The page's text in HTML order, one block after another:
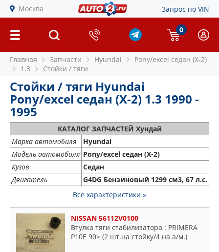
Москва Запрос по VIN
0
Главная Запчасти Hyundai
Pony/excel седан (X-2)
1.3
Стойки / тяги
Стойки / тяги Hyundai
Pony/excel седан (X-2) 1.3 1990 -
1995
КАТАЛОГ ЗАПЧАСТЕЙ Хундай
Марка автомобиля
Hyundai
Модель автомобиля Pony/excel седан (X-2)
Кузов
Седан
Двигатель
G4DG Бензиновый 1299 см3, 67 л.с.
Все характеристики »
NISSAN 56112V0100
Втулка тяги стабилизатора : PRIMERA
P10E 90> (2 шт.на стойку/4 на а/м.)